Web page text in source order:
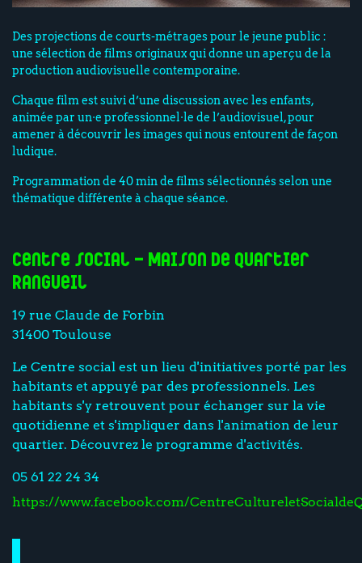
Des projections de courts-métrages pour le jeune public :
une sélection de films originaux qui donne un aperçu de la
production audiovisuelle contemporaine.
Chaque film est suivi d’une discussion avec les enfants,
animée par un·e professionnel·le de l’audiovisuel, pour
amener à découvrir les images qui nous entourent de façon
ludique.
Programmation de 40 min de films sélectionnés selon une
thématique différente à chaque séance.
Centre social - Maison de Quartier
Rangueil
19 rue Claude de Forbin
31400 Toulouse
Le Centre social est un lieu d'initiatives porté par les
habitants et appuyé par des professionnels. Les
habitants s'y retrouvent pour échanger sur la vie
quotidienne et s'impliquer dans l'animation de leur
quartier. Découvrez le programme d'activités.
05 61 22 24 34
https://www.facebook.com/